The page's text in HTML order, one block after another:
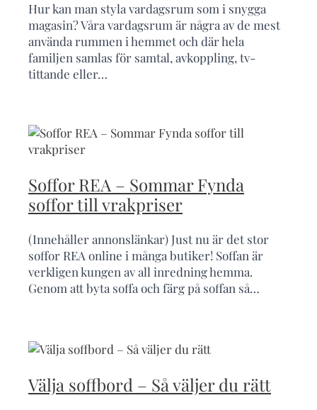
Hur kan man styla vardagsrum som i snygga
magasin? Våra vardagsrum är några av de mest
använda rummen i hemmet och där hela
familjen samlas för samtal, avkoppling, tv-
tittande eller…
Soffor REA – Sommar Fynda
soffor till vrakpriser
(Innehåller annonslänkar) Just nu är det stor
soffor REA online i många butiker! Soffan är
verkligen kungen av all inredning hemma.
Genom att byta soffa och färg på soffan så…
Välja soffbord – Så väljer du rätt